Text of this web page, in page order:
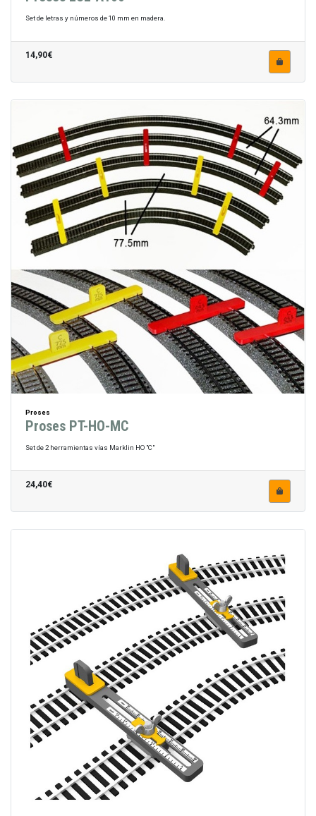
Set de letras y números de 10 mm en madera.
14,90€
Proses
Proses PT-HO-MC
Set de 2 herramientas vías Marklin HO "C"
24,40€